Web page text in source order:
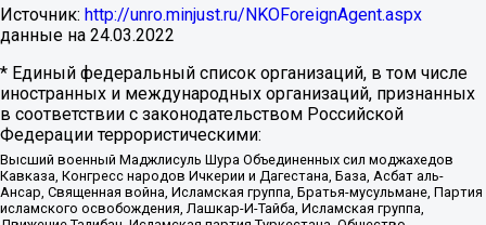
Источник: http://unro.minjust.ru/NKOForeignAgent.aspx
данные на 24.03.2022
* Единый федеральный список организаций, в том числе
иностранных и международных организаций, признанных
в соответствии с законодательством Российской
Федерации террористическими:
Высший военный Маджлисуль Шура Объединенных сил моджахедов
Кавказа, Конгресс народов Ичкерии и Дагестана, База, Асбат аль-
Ансар, Священная война, Исламская группа, Братья-мусульмане, Партия
исламского освобождения, Лашкар-И-Тайба, Исламская группа,